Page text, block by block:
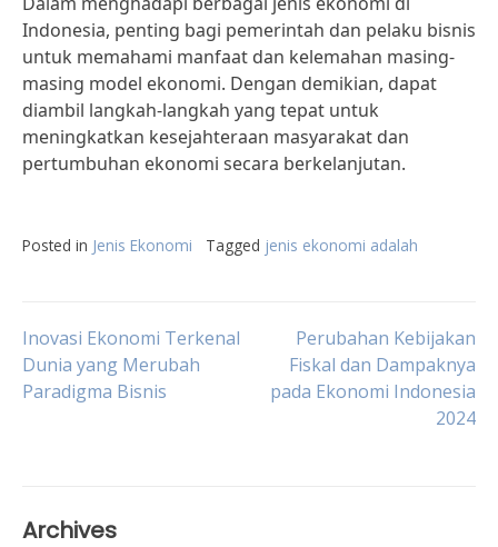
Indonesia, penting bagi pemerintah dan pelaku bisnis
untuk memahami manfaat dan kelemahan masing-
masing model ekonomi. Dengan demikian, dapat
diambil langkah-langkah yang tepat untuk
meningkatkan kesejahteraan masyarakat dan
pertumbuhan ekonomi secara berkelanjutan.
Posted in Jenis Ekonomi Tagged jenis ekonomi adalah
Post
navigation
Inovasi Ekonomi Terkenal
Dunia yang Merubah
Paradigma Bisnis
Perubahan Kebijakan
Fiskal dan Dampaknya
pada Ekonomi Indonesia
2024
Archives